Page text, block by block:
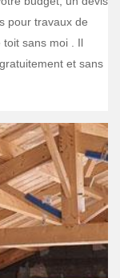
pour travaux de
sans moi . Il
et sans